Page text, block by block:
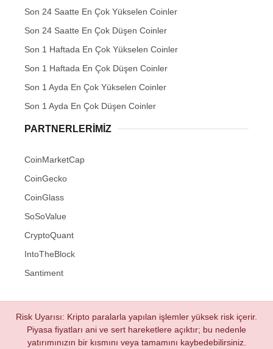
Son 24 Saatte En Çok Yükselen Coinler
Son 24 Saatte En Çok Düşen Coinler
Son 1 Haftada En Çok Yükselen Coinler
Son 1 Haftada En Çok Düşen Coinler
Son 1 Ayda En Çok Yükselen Coinler
Son 1 Ayda En Çok Düşen Coinler
PARTNERLERIMIZ
CoinMarketCap
CoinGecko
CoinGlass
SoSoValue
CryptoQuant
IntoTheBlock
Santiment
Risk Uyarısı: Kripto paralarla yapılan işlemler yüksek risk içerir.
Piyasa fiyatları ani ve sert hareketlere açıktır; bu nedenle
yatırımınızın bir kısmını veya tamamını kaybedebilirsiniz.